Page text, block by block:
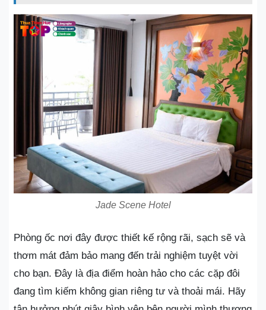
Jade Scene Hotel
Phòng ốc nơi đây được thiết kế rộng rãi, sạch sẽ và
thơm mát đảm bảo mang đến trải nghiệm tuyệt vời
cho bạn. Đây là địa điểm hoàn hảo cho các cặp đôi
đang tìm kiếm không gian riêng tư và thoải mái. Hãy